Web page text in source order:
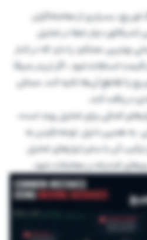
اوریج، بسیاری از معامله‌گران
دچار خطا در تحلیل
عملکرد را دارد که در کنار
قیمت استفاده شود. اگر تریدر صرفا
یا تقاطع آن‌ها تکیه کند، ممکن
دریافت کند.
کمکی برای تحلیل روند است،
به همین دلیل، توجه‌نکردن به
آن با سایر ابزارهای تحلیل
اشتباه در معاملات شود.